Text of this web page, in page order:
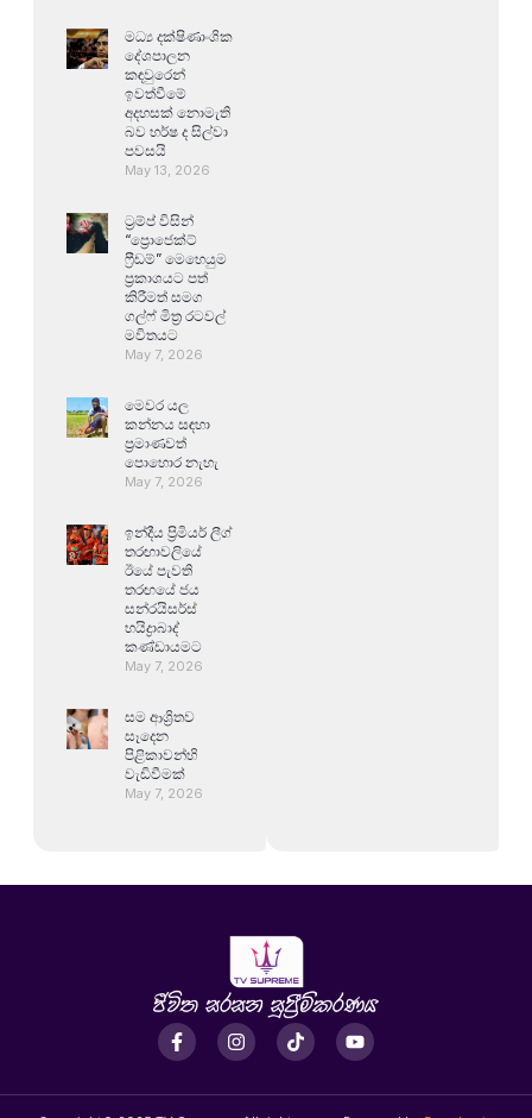
මධ්‍ය දක්ෂිණාංශික
දේශපාලන
කඳවුරෙන්
ඉවත්වීමේ
අදහසක් නොමැති
බව හර්ෂ ද සිල්වා
පවසයි
May 13, 2026
ට්‍රම්ප් විසින්
“ප්‍රොජෙක්ට්
ෆ්‍රීඩම්” මෙහෙයුම
ප්‍රකාශයට පත්
කිරීමත් සමග
ගල්ෆ් මිත්‍ර රටවල්
මවිතයට
May 7, 2026
මෙවර යල
කන්නය සඳහා
ප්‍රමාණවත්
පොහොර නැහැ
May 7, 2026
ඉන්දීය ප්‍රිමියර් ලීග්
තරඟාවලියේ
ඊයේ පැවති
තරඟයේ ජය
සන්රයිසර්ස්
හයිද්‍රාබාද්
කණ්ඩායමට
May 7, 2026
සම ආශ්‍රිතව
සෑදෙන
පිළිකාවන්හි
වැඩිවීමක්
May 7, 2026